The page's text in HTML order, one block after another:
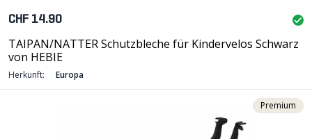
CHF 14.90
TAIPAN/NATTER Schutzbleche für Kindervelos Schwarz
von HEBIE
Herkunft: Europa
Premium